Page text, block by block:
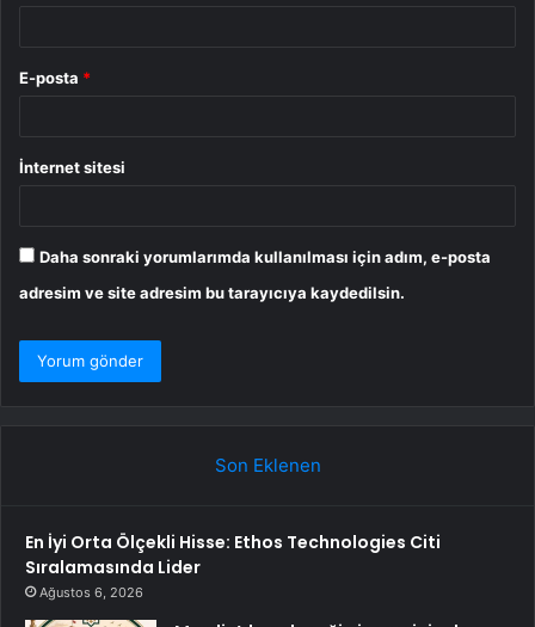
E-posta *
İnternet sitesi
Daha sonraki yorumlarımda kullanılması için adım, e-posta
adresim ve site adresim bu tarayıcıya kaydedilsin.
Son Eklenen
En İyi Orta Ölçekli Hisse: Ethos Technologies Citi
Sıralamasında Lider
Ağustos 6, 2026